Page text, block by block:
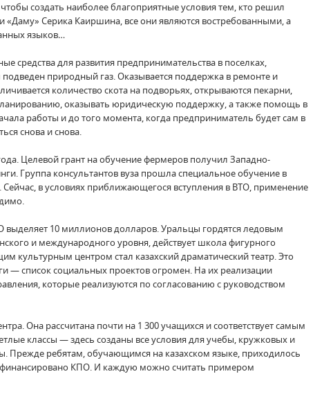
создать наиболее благоприятные условия тем, кто решил
«Даму» Серика Каиршина, все они являются востребованными, а
языков…
для развития предпринимательства в поселках,
природный газ. Оказывается поддержка в ремонте и
количество скота на подворьях, открываются пекарни,
оказывать юридическую поддержку, а также помощь в
работы и до того момента, когда предприниматель будет сам в
снова и снова.
Целевой грант на обучение фермеров получил Западно-
Группа консультантов вуза прошла специальное обучение в
в условиях приближающегося вступления в ВТО, применение
выделяет 10 миллионов долларов. Уральцы гордятся ледовым
и международного уровня, действует школа фигурного
культурным центром стал казахский драматический театр. Это
— список социальных проектов огромен. На их реализации
которые реализуются по согласованию с руководством
Она рассчитана почти на 1 300 учащихся и соответствует самым
классы — здесь созданы все условия для учебы, кружковых и
Прежде ребятам, обучающимся на казахском языке, приходилось
КПО. И каждую можно считать примером